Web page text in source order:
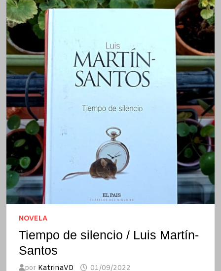
NOVELA
Tiempo de silencio / Luis Martín-
Santos
por KatrinaVD 01/09/2022